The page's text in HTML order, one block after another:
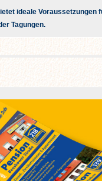
ideale Voraussetzungen
Tagungen.